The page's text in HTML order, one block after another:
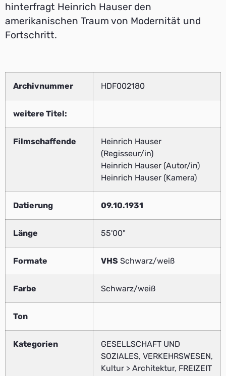
hinterfragt Heinrich Hauser den
amerikanischen Traum von Modernität und
Fortschritt.
Archivnummer HDF002180
weitere Titel:
Filmschaffende
Heinrich Hauser
(Regisseur/in)
Heinrich Hauser (Autor/in)
Heinrich Hauser (Kamera)
Datierung 09.10.1931
Länge 55'00"
Formate VHS Schwarz/weiß
Farbe Schwarz/weiß
Ton
Kategorien
GESELLSCHAFT UND
SOZIALES, VERKEHRSWESEN,
Kultur > Architektur, FREIZEIT